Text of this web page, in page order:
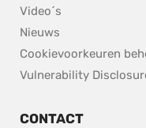
Video´s
Nieuws
Cookievoorkeuren
Vulnerability
CONTACT